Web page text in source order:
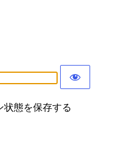
状態を保存する